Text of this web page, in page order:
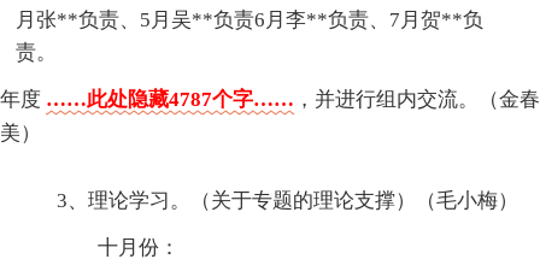
月张**负责、5月吴**负责6月李**负责、7月贺**负
责。
年度 ……此处隐藏4787个字…… ，并进行组内交流。（金春
美）
3、理论学习。（关于专题的理论支撑）（毛小梅）
十月份：